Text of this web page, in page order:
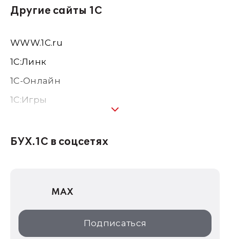
Другие сайты 1С
WWW.1С.ru
1С:Линк
1С-Онлайн
1C:Игры
1С:Консалтинг
1С:Дистрибьюция
1С:Образование
ИТС.1C.ru
БУХ.1С в соцсетях
MAX
Подписаться